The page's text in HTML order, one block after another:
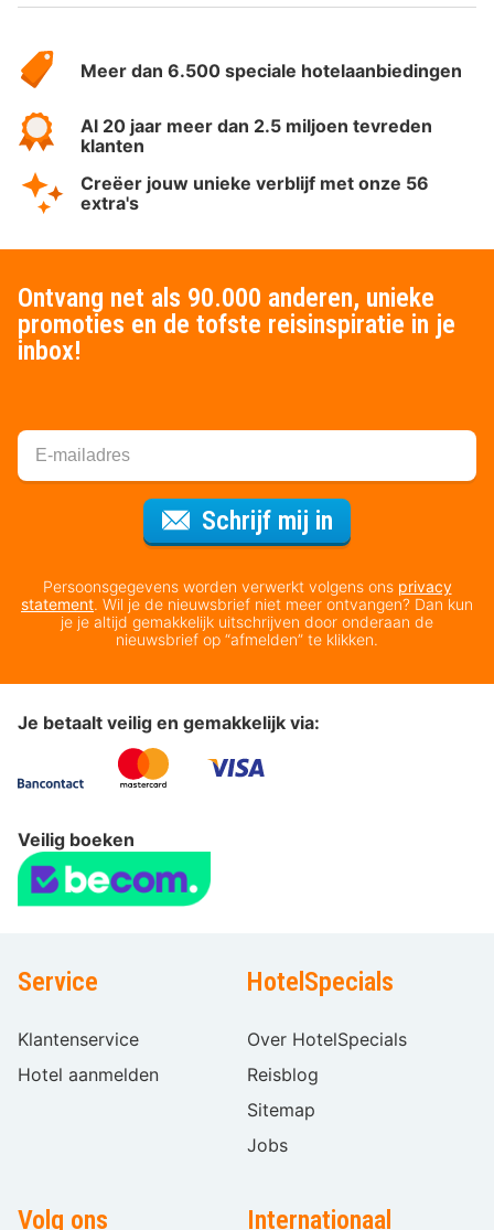
HotelSpecials
Meer dan 6.500 speciale hotelaanbiedingen
Al 20 jaar meer dan 2.5 miljoen tevreden
klanten
Creëer jouw unieke verblijf met onze 56
extra's
Ontvang net als 90.000 anderen, unieke
promoties en de tofste reisinspiratie in je
inbox!
Schrijf mij in
Persoonsgegevens worden verwerkt volgens ons privacy
statement. Wil je de nieuwsbrief niet meer ontvangen? Dan kun
je je altijd gemakkelijk uitschrijven door onderaan de
nieuwsbrief op “afmelden” te klikken.
Je betaalt veilig en gemakkelijk via:
Veilig boeken
Service
Klantenservice
Hotel aanmelden
HotelSpecials
Over HotelSpecials
Reisblog
Sitemap
Jobs
Volg ons Internationaal